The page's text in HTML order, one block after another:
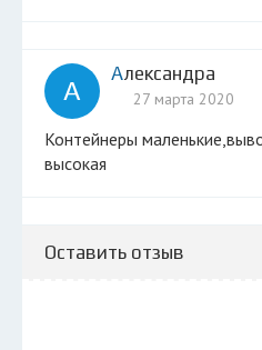
А
Александра
27 марта 2020
Контейнеры маленькие,вывозят редко.Оплата
высокая
Оставить отзыв